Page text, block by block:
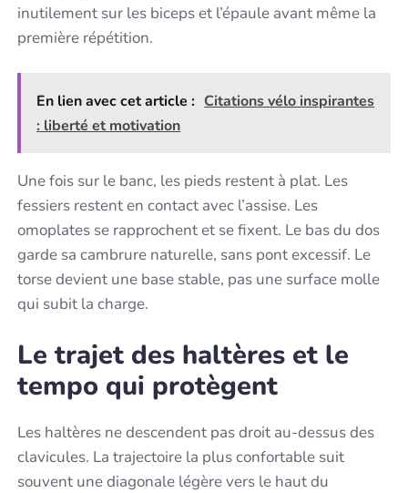
inutilement sur les biceps et l’épaule avant même la
première répétition.
En lien avec cet article : Citations vélo inspirantes
: liberté et motivation
Une fois sur le banc, les pieds restent à plat. Les
fessiers restent en contact avec l’assise. Les
omoplates se rapprochent et se fixent. Le bas du dos
garde sa cambrure naturelle, sans pont excessif. Le
torse devient une base stable, pas une surface molle
qui subit la charge.
Le trajet des haltères et le
tempo qui protègent
Les haltères ne descendent pas droit au-dessus des
clavicules. La trajectoire la plus confortable suit
souvent une diagonale légère vers le haut du